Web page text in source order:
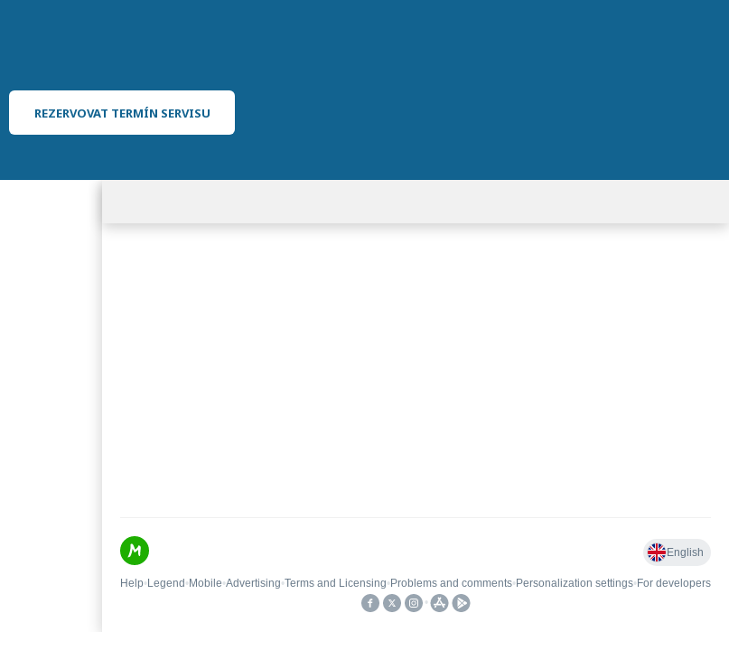
REZERVOVAT TERMÍN SERVISU